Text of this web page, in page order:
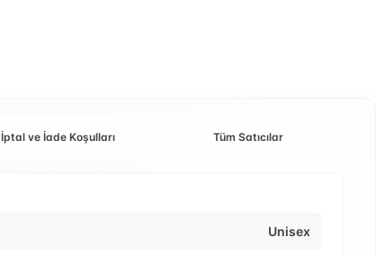
İptal ve İade Koşulları Tüm Satıcılar
Unisex